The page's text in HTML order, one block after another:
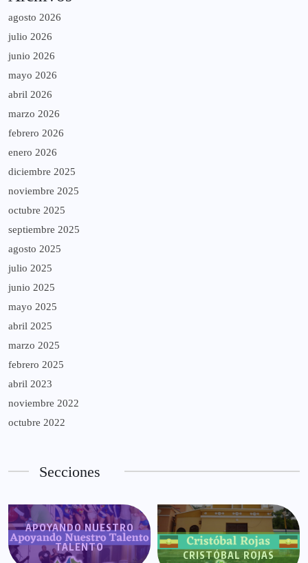
agosto 2026
julio 2026
junio 2026
mayo 2026
abril 2026
marzo 2026
febrero 2026
enero 2026
diciembre 2025
noviembre 2025
octubre 2025
septiembre 2025
agosto 2025
julio 2025
junio 2025
mayo 2025
abril 2025
marzo 2025
febrero 2025
abril 2023
noviembre 2022
octubre 2022
Secciones
APOYANDO NUESTRO
TALENTO
CRISTÓBAL ROJAS